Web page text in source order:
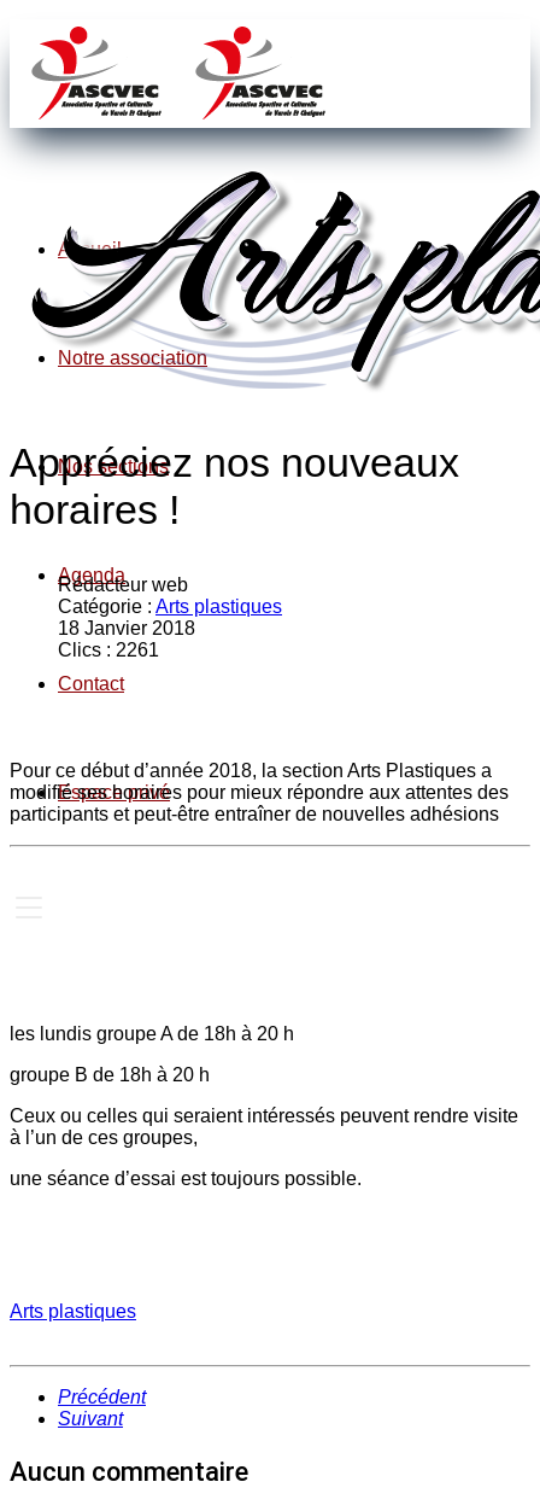
Accueil
Notre association
Nos sections
Agenda
Contact
Espace privé
Appréciez nos nouveaux
horaires !
Rédacteur web
Catégorie : Arts plastiques
18 Janvier 2018
Clics : 2261
Pour ce début d’année 2018, la section Arts Plastiques a
modifié ses horaires pour mieux répondre aux attentes des
participants et peut-être entraîner de nouvelles adhésions
les lundis groupe A de 18h à 20 h
groupe B de 18h à 20 h
Ceux ou celles qui seraient intéressés peuvent rendre visite
à l’un de ces groupes,
une séance d’essai est toujours possible.
Arts plastiques
Précédent
Suivant
Aucun commentaire